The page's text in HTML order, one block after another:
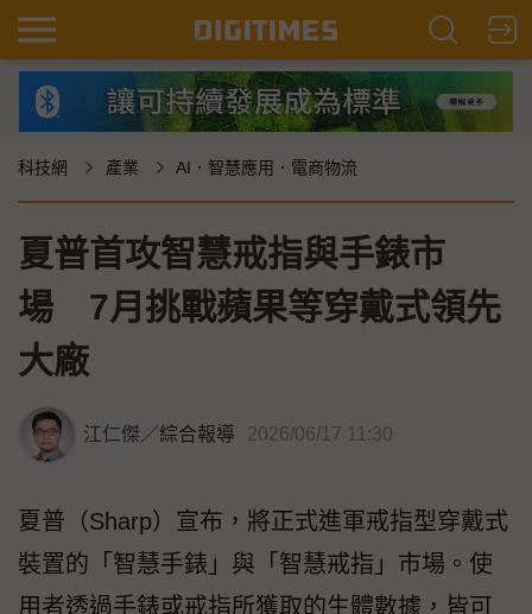
科技網 產業 AI．智慧應用．電商物流
夏普首攻智慧戒指與手錶市
場 7月挑戰蘋果等穿戴式領先
大廠
江仁傑／綜合報導 2026/06/17 11:30
夏普（Sharp）宣布，將正式進軍戒指型穿戴式
裝置的「智慧手錶」與「智慧戒指」市場。使
用者透過手錶或戒指所獲取的生體數據，皆可